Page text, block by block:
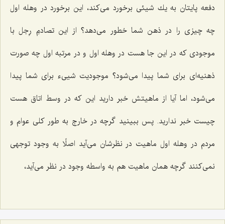
دفعه پایتان به یك شیئى برخورد مى‌كند، این برخورد در وهله اول
چه چیزى را در ذهن شما خطور مى‌دهد؟ از این تصادمِ رِجل با
موجودى كه در این جا هست در وهله اول و در مرتبه اول چه صورت
ذهنیه‌اى براى شما پیدا مى‌شود؟ موجودیت شیى‌ء براى شما پیدا
مى‌شود، اما آیا از ماهیتش خبر دارید این كه در وسط اتاق هست
چیست خبر ندارید. پس ببینید گرچه در خارج به طور كلى عوام و
مردم در وهله اول ماهیت در نظرشان مى‌آید اصلًا به وجود توجهى
نمى‌كنند گرچه همان ماهیت هم به واسطه وجود در نظر مى‌آید،